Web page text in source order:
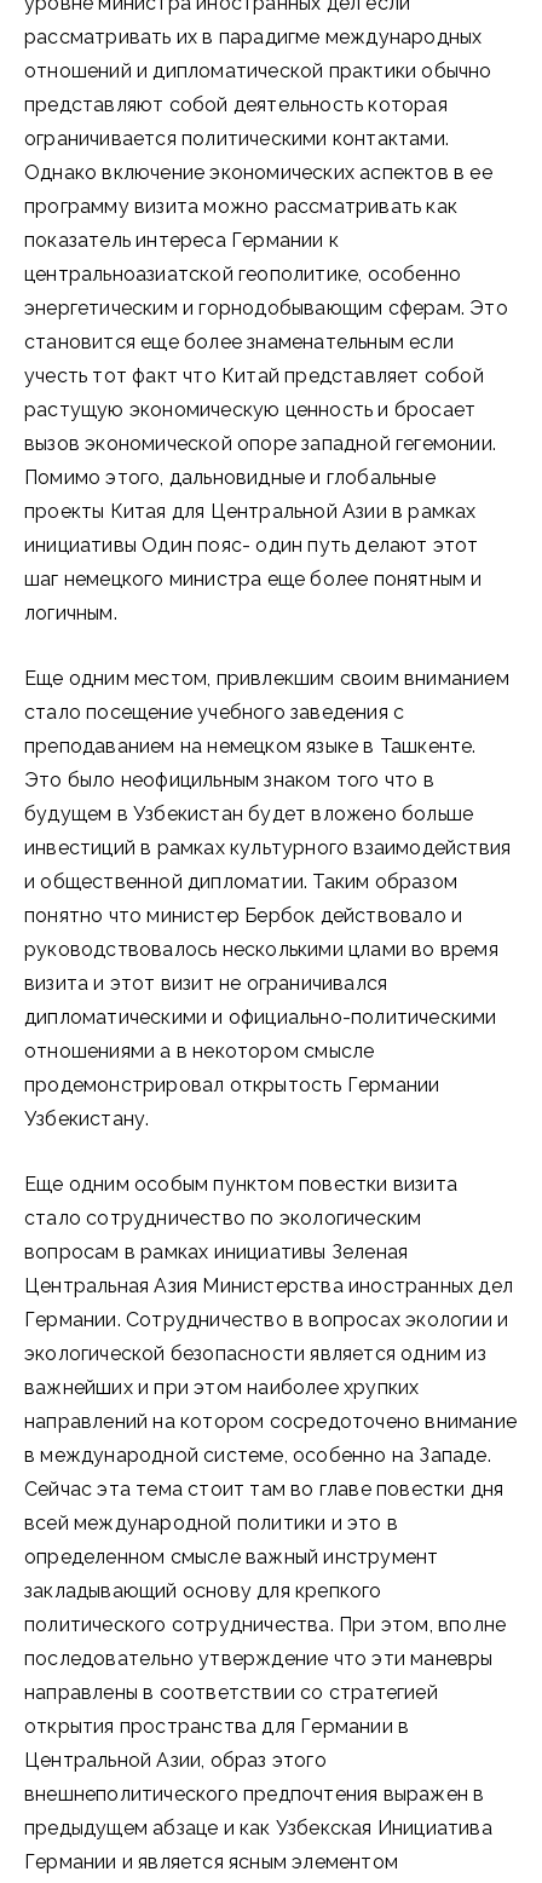
рассматривать их в парадигме международных
отношений и дипломатической практики обычно
представляют собой деятельность которая
ограничивается политическими контактами.
Однако включение экономических аспектов в ее
программу визита можно рассматривать как
показатель интереса Германии к
центральноазиатской геополитике, особенно
энергетическим и горнодобывающим сферам. Это
становится еще более знаменательным если
учесть тот факт что Китай представляет собой
растущую экономическую ценность и бросает
вызов экономической опоре западной гегемонии.
Помимо этого, дальновидные и глобальные
проекты Китая для Центральной Азии в рамках
инициативы Один пояс- один путь делают этот
шаг немецкого министра еще более понятным и
логичным.
Еще одним местом, привлекшим своим вниманием
стало посещение учебного заведения с
преподаванием на немецком языке в Ташкенте.
Это было неофицильным знаком того что в
будущем в Узбекистан будет вложено больше
инвестиций в рамках культурного взаимодействия
и общественной дипломатии. Таким образом
понятно что министер Бербок действовало и
руководствовалось несколькими цлами во время
визита и этот визит не ограничивался
дипломатическими и официально-политическими
отношениями а в некотором смысле
продемонстрировал открытость Германии
Узбекистану.
Еще одним особым пунктом повестки визита
стало сотрудничество по экологическим
вопросам в рамках инициативы Зеленая
Центральная Азия Министерства иностранных дел
Германии. Сотрудничество в вопросах экологии и
экологической безопасности является одним из
важнейших и при этом наиболее хрупких
направлений на котором сосредоточено внимание
в международной системе, особенно на Западе.
Сейчас эта тема стоит там во главе повестки дня
всей международной политики и это в
определенном смысле важный инструмент
закладывающий основу для крепкого
политического сотрудничества. При этом, вполне
последовательно утверждение что эти маневры
направлены в соответствии со стратегией
открытия пространства для Германии в
Центральной Азии, образ этого
внешнеполитического предпочтения выражен в
предыдущем абзаце и как Узбекская Инициатива
Германии и является ясным элементом